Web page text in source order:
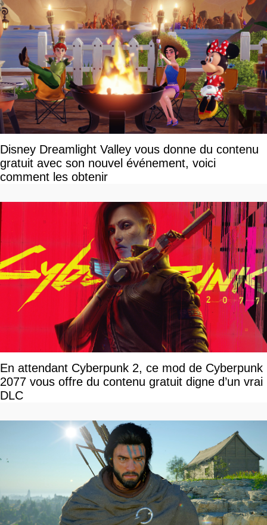
Disney Dreamlight Valley vous donne du contenu
gratuit avec son nouvel événement, voici
comment les obtenir
En attendant Cyberpunk 2, ce mod de Cyberpunk
2077 vous offre du contenu gratuit digne d’un vrai
DLC